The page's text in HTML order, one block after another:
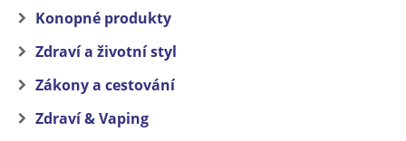
Konopné produkty
Zdraví a životní styl
Zákony a cestování
Zdraví & Vaping